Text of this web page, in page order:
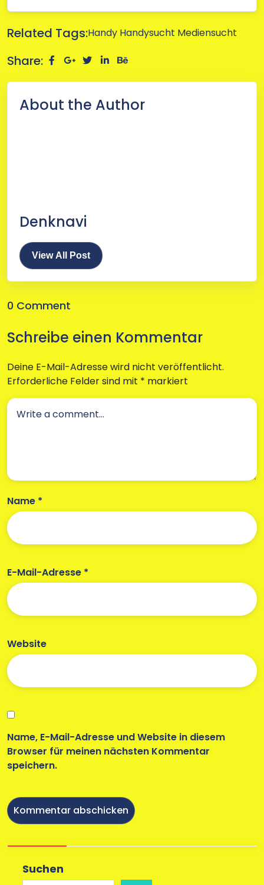
Related Tags:Handy Handysucht Mediensucht
Share:
About the Author
Denknavi
View All Post
0 Comment
Schreibe einen Kommentar
Deine E-Mail-Adresse wird nicht veröffentlicht.
Erforderliche Felder sind mit * markiert
Name *
E-Mail-Adresse *
Website
Name, E-Mail-Adresse und Website in diesem
Browser für meinen nächsten Kommentar
speichern.
Suchen